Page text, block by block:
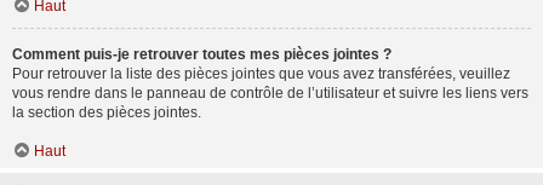
Haut
Comment puis-je retrouver toutes mes pièces jointes ?
Pour retrouver la liste des pièces jointes que vous avez transférées, veuillez
vous rendre dans le panneau de contrôle de l’utilisateur et suivre les liens vers
la section des pièces jointes.
Haut